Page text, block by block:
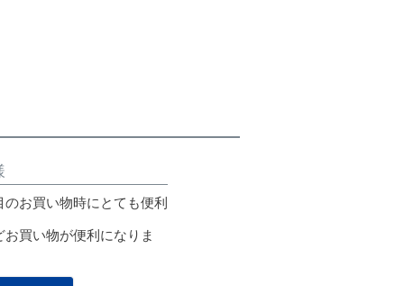
お買い物時にとても便利
買い物が便利になりま